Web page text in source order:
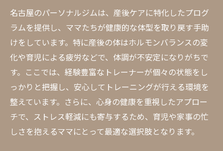
名古屋のパーソナルジムは、産後ケアに特化したプログ
ラムを提供し、ママたちが健康的な体型を取り戻す手助
けをしています。特に産後の体はホルモンバランスの変
化や育児による疲労などで、体調が不安定になりがちで
す。ここでは、経験豊富なトレーナーが個々の状態をし
っかりと把握し、安心してトレーニングが行える環境を
整えています。さらに、心身の健康を重視したアプロー
チで、ストレス軽減にも寄与するため、育児や家事の忙
しさを抱えるママにとって最適な選択肢となります。